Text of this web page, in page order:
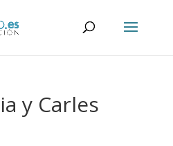
y Carles